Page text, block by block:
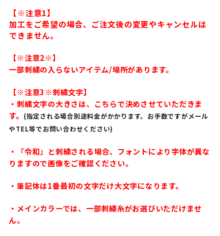
【※注意1】
加工をご希望の場合、ご注文後の変更やキャンセルは
できません。
【※注意2※】
一部刺繍の入らないアイテム/場所があります。
【※注意3※刺繍文字】
・刺繍文字の大きさは、こちらで決めさせていただきま
す。 (指定される場合別途料金がかかります。お手数ですがメール
やTEL等でお問い合わせください)
・『令和』と刺繍される場合、フォントにより字体が異な
りますので画像をご確認ください。
・筆記体は1番最初の文字だけ大文字になります。
・メインカラーでは、一部刺繍糸がお選びいただけませ
ん。